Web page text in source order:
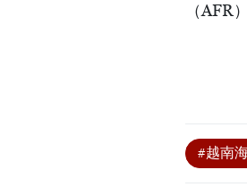
（AFR
#越南